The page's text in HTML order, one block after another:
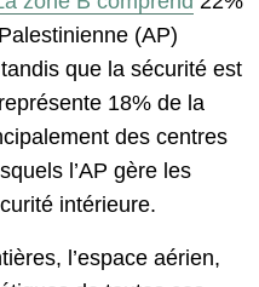
(AP)
que la sécurité est
18% de la
des centres
l’AP gère les
intérieure.
l’espace aérien,